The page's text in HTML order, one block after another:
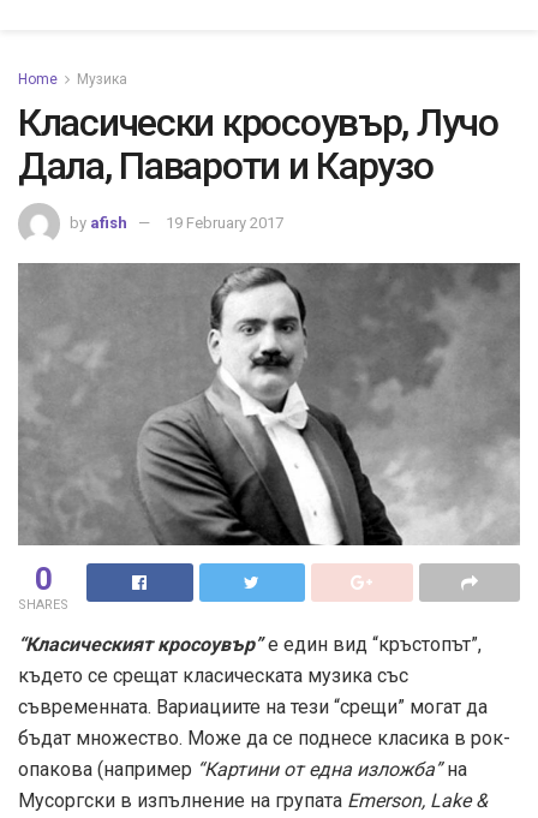
Home Музика
Класически кросоувър, Лучо
Дала, Павароти и Карузо
by afish 19 February 2017
0
SHARES
“Класическият кросоувър”е един вид “кръстопът”,
където се срещат класическата музика със
съвременната. Вариациите на тези “срещи” могат да
бъдат множество. Може да се поднесе класика в рок-
опакова (например “Картини от една изложба”на
Мусоргски в изпълнение на групата Emerson, Lake &